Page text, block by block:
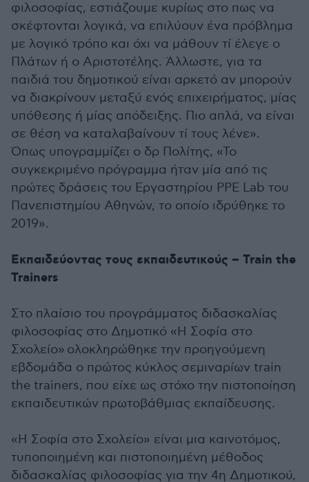
φιλοσοφίας, εστιάζουμε κυρίως στο πως να
σκέφτονται λογικά, να επιλύουν ένα πρόβλημα
με λογικό τρόπο και όχι να μάθουν τί έλεγε ο
Πλάτων ή ο Αριστοτέλης. Άλλωστε, για τα
παιδιά του δημοτικού είναι αρκετό αν μπορούν
να διακρίνουν μεταξύ ενός επιχειρήματος, μίας
υπόθεσης ή μίας απόδειξης. Πιο απλά, να είναι
σε θέση να καταλαβαίνουν τί τους λένε».
Όπως υπογραμμίζει ο δρ Πολίτης, «Το
συγκεκριμένο πρόγραμμα ήταν μία από τις
πρώτες δράσεις του Εργαστηρίου PPE Lab του
Πανεπιστημίου Αθηνών, το οποίο ιδρύθηκε το
2019».
Εκπαιδεύοντας τους εκπαιδευτικούς – Train the
Trainers
Στο πλαίσιο του προγράμματος διδασκαλίας
φιλοσοφίας στο Δημοτικό «Η Σοφία στο
Σχολείο» ολοκληρώθηκε την προηγούμενη
εβδομάδα ο πρώτος κύκλος σεμιναρίων train
the trainers, που είχε ως στόχο την πιστοποίηση
εκπαιδευτικών πρωτοβάθμιας εκπαίδευσης.
«Η Σοφία στο Σχολείο» είναι μια καινοτόμος,
τυποποιημένη και πιστοποιημένη μέθοδος
διδασκαλίας φιλοσοφίας για την 4η Δημοτικού,